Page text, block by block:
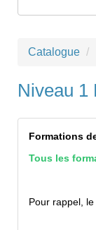
Catalogue
Niveau 1
Formations
Tous les
Pour rappel,